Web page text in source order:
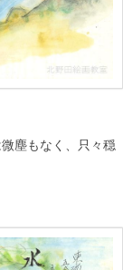
塵もなく、只々穏